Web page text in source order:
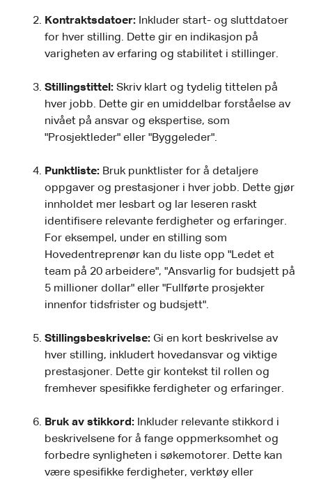
Kontraktsdatoer: Inkluder start- og sluttdatoer
for hver stilling. Dette gir en indikasjon på
varigheten av erfaring og stabilitet i stillinger.
Stillingstittel: Skriv klart og tydelig tittelen på
hver jobb. Dette gir en umiddelbar forståelse av
nivået på ansvar og ekspertise, som
"Prosjektleder" eller "Byggeleder".
Punktliste: Bruk punktlister for å detaljere
oppgaver og prestasjoner i hver jobb. Dette gjør
innholdet mer lesbart og lar leseren raskt
identifisere relevante ferdigheter og erfaringer.
For eksempel, under en stilling som
Hovedentreprenør kan du liste opp "Ledet et
team på 20 arbeidere", "Ansvarlig for budsjett på
5 millioner dollar" eller "Fullførte prosjekter
innenfor tidsfrister og budsjett".
Stillingsbeskrivelse: Gi en kort beskrivelse av
hver stilling, inkludert hovedansvar og viktige
prestasjoner. Dette gir kontekst til rollen og
fremhever spesifikke ferdigheter og erfaringer.
Bruk av stikkord: Inkluder relevante stikkord i
beskrivelsene for å fange oppmerksomhet og
forbedre synligheten i søkemotorer. Dette kan
være spesifikke ferdigheter, verktøy eller